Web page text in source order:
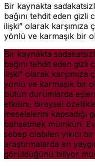
Bir kaynakta
bağını tehdit eden
ilişki” olarak karşımıza
yönlü ve karmaşık bir
Bir kaynakta
bağını tehdit eden
ilişki” olarak karşımıza
yönlü ve karmaşık bir
bütün durumlarda
etkisini, bireysel
meselelerini kapsadığı
bahsetmek mümkün.
sebep olabilen yıkıcı
araştırmalarda en
görüldüğünü biliyor